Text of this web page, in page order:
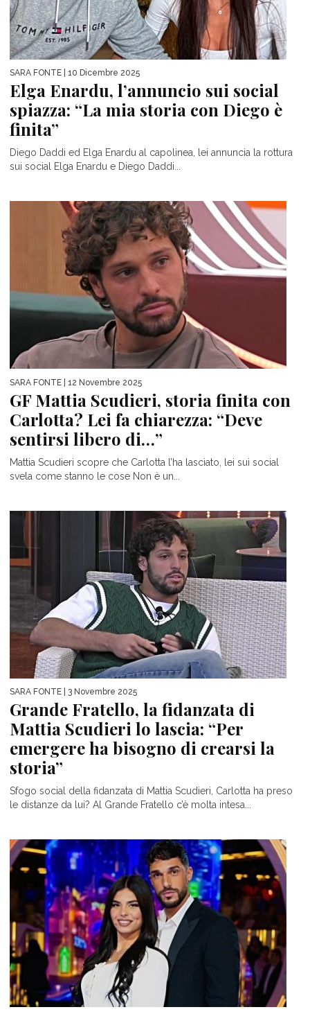
SARA FONTE | 10 Dicembre 2025
Elga Enardu, l’annuncio sui social
spiazza: “La mia storia con Diego è
finita”
Diego Daddi ed Elga Enardu al capolinea, lei annuncia la rottura
sui social Elga Enardu e Diego Daddi...
SARA FONTE | 12 Novembre 2025
GF Mattia Scudieri, storia finita con
Carlotta? Lei fa chiarezza: “Deve
sentirsi libero di…”
Mattia Scudieri scopre che Carlotta l’ha lasciato, lei sui social
svela come stanno le cose Non è un...
SARA FONTE | 3 Novembre 2025
Grande Fratello, la fidanzata di
Mattia Scudieri lo lascia: “Per
emergere ha bisogno di crearsi la
storia”
Sfogo social della fidanzata di Mattia Scudieri, Carlotta ha preso
le distanze da lui? Al Grande Fratello c’è molta intesa...